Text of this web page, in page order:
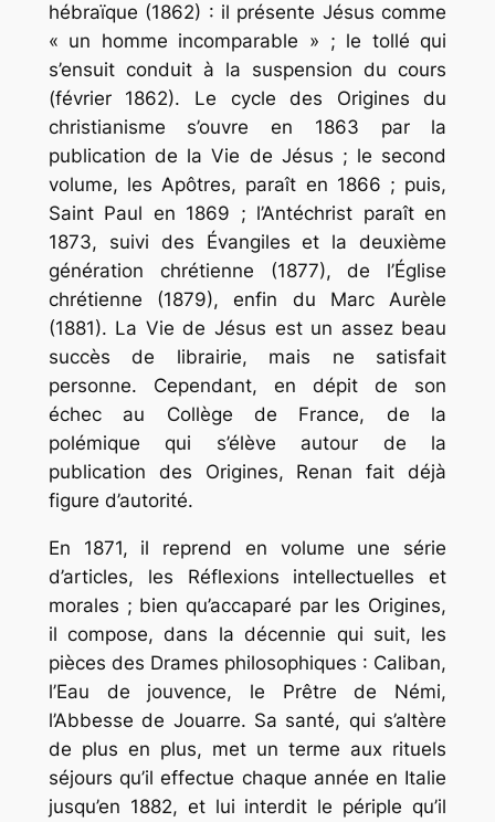
hébraïque (1862) : il présente Jésus comme
« un homme incomparable » ; le tollé qui
s’ensuit conduit à la suspension du cours
(février 1862). Le cycle des Origines du
christianisme s’ouvre en 1863 par la
publication de laVie de Jésus ; le second
volume, les Apôtres, paraît en 1866 ; puis,
Saint Paul en 1869 ; l’Antéchrist paraît en
1873, suivi des Évangiles et la deuxième
génération chrétienne (1877), de l’Église
chrétienne (1879), enfin du Marc Aurèle
(1881). La Vie de Jésus est un assez beau
succès de librairie, mais ne satisfait
personne. Cependant, en dépit de son
échec au Collège de France, de la
polémique qui s’élève autour de la
publication des Origines, Renan fait déjà
figure d’autorité.
En 1871, il reprend en volume une série
d’articles, les Réflexions intellectuelles et
morales ; bien qu’accaparé par les Origines,
il compose, dans la décennie qui suit, les
pièces des Drames philosophiques : Caliban,
l’Eau de jouvence, le Prêtre de Némi,
l’Abbesse de Jouarre. Sa santé, qui s’altère
de plus en plus, met un terme aux rituels
séjours qu’il effectue chaque année en Italie
jusqu’en 1882, et lui interdit le périple qu’il